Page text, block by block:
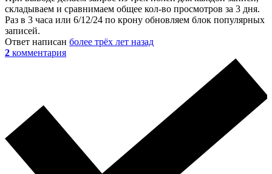
складываем и сравнимаем общее кол-во просмотров за 3 дня.
Раз в 3 часа или 6/12/24 по крону обновляем блок популярных
записей.
Ответ написан более трёх лет назад
2 комментария